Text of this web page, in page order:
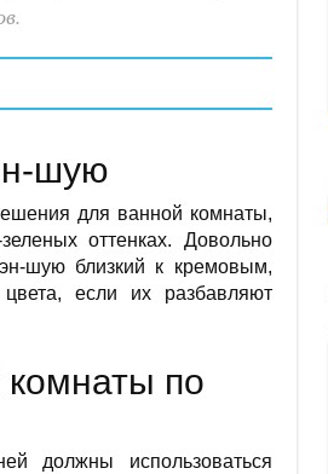
шую
для ванной комнаты,
оттенках. Довольно
шую близкий к кремовым,
если их разбавляют
комнаты по
должны использоваться